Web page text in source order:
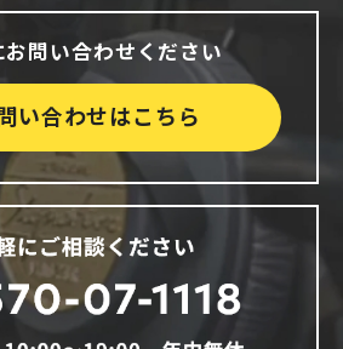
問い合わせください
い合わせはこちら